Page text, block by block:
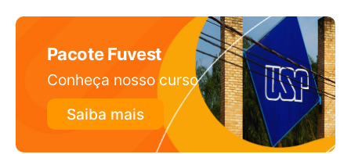
Pacote Fuvest
Conheça nosso curso
Saiba mais